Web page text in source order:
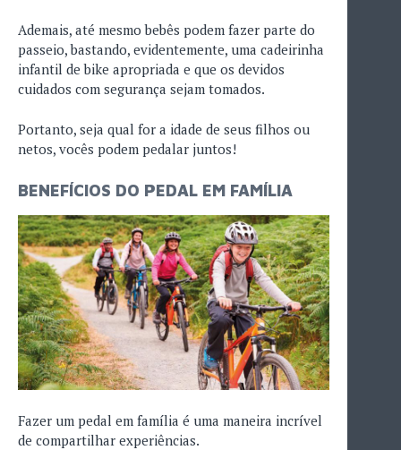
Ademais, até mesmo bebês podem fazer parte do
passeio, bastando, evidentemente, uma cadeirinha
infantil de bike apropriada e que os devidos
cuidados com segurança sejam tomados.
Portanto, seja qual for a idade de seus filhos ou
netos, vocês podem pedalar juntos!
BENEFÍCIOS DO PEDAL EM FAMÍLIA
Fazer um pedal em família é uma maneira incrível
de compartilhar experiências.